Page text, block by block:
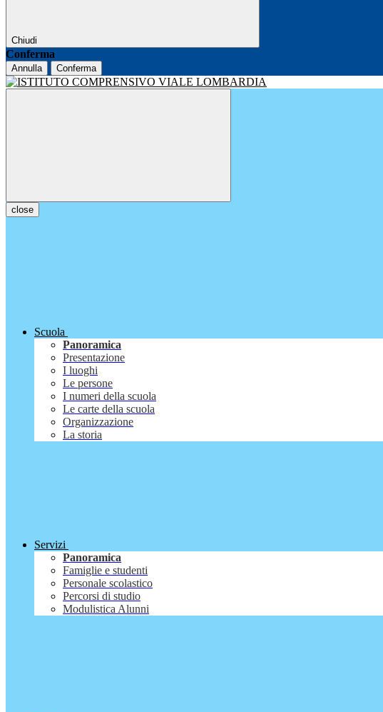
Chiudi
Conferma
Annulla Conferma
close
Scuola
Panoramica
Presentazione
I luoghi
Le persone
I numeri della scuola
Le carte della scuola
Organizzazione
La storia
Servizi
Panoramica
Famiglie e studenti
Personale scolastico
Percorsi di studio
Modulistica Alunni